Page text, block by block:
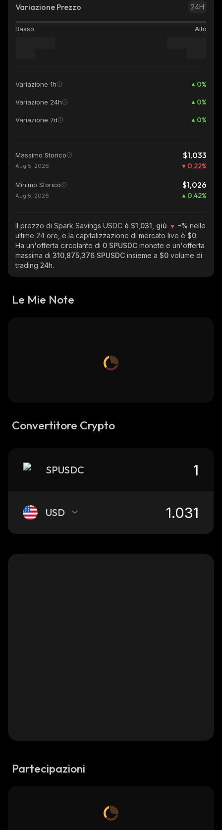
Variazione Prezzo 24H
Basso Alto
Variazione 1h 0%
Variazione 24h 0%
Variazione 7d 0%
Massimo Storico $1,033
Aug 5, 2026 0,22%
Minimo Storico $1,026
Aug 5, 2026 0,42%
Il prezzo di Spark Savings USDC è $1,031, giù -% nelle
ultime 24 ore, e la capitalizzazione di mercato live è $0.
Ha un'offerta circolante di 0 SPUSDC monete e un'offerta
massima di 310,875,376 SPUSDC insieme a $0 volume di
trading 24h.
Le Mie Note
Convertitore Crypto
SPUSDC
USD
Partecipazioni